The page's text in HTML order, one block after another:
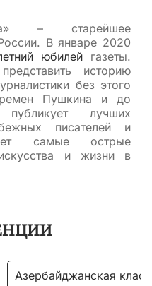
– старейшее
В январе 2020
юбилей газеты.
историю
без этого
Пушкина и до
лучших
писателей и
самые острые
и жизни в
Азербайджанская